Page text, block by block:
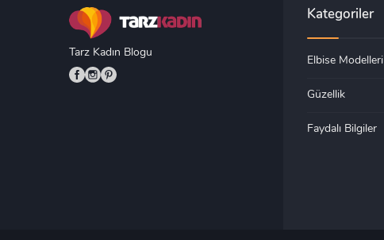
Tarz Kadın Blogu
Kategoriler
Elbise Modelleri
Güzellik
Faydalı Bilgiler